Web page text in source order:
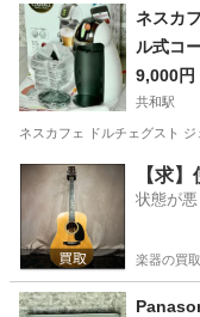
愛知 大府市 共和駅
ネスカ
ル式コ
9,000円
共和駅
ネスカフェ ドルチェグスト
愛知 大府市 共和駅
【求
状態が
楽器の買